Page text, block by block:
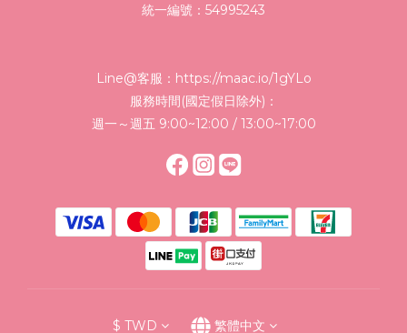
統一編號：54995243
Line@客服： https://maac.io/1gYLo
服務時間(國定假日除外)：
週一～週五 9:00~12:00 / 13:00~17:00
$ TWD 繁體中文